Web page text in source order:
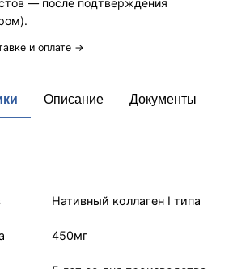
— после подтверждения
и оплате →
Описание Документы
Нативный коллаген I типа
450мг